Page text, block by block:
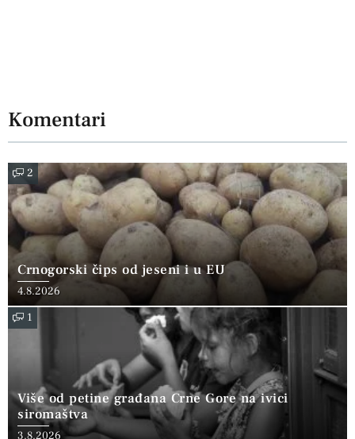
Komentari
2
Crnogorski čips od jeseni i u EU
4.8.2026
1
Više od petine građana Crne Gore na ivici
siromaštva
3.8.2026